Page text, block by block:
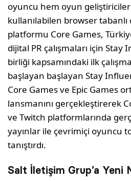
oyuncu hem oyun
kullanılabilen browser
platformu Core Games,
dijital PR çalışmaları için Stay
birliği kapsamındaki ilk
başlayan başlayan Stay
Core Games ve Epic Games
lansmanını gerçekleştirerek
ve Twitch platformlarında
yayınlar ile çevrimiçi oyuncu
tanıştırdı.
Salt İletişim Grup’a Yeni